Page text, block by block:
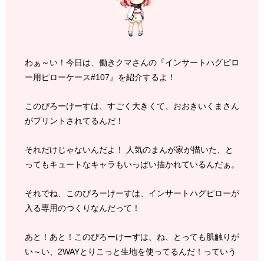
わぁ～い！今日は、働きクマさんの『インサートハグピロ
ー用ピローケース#107』を紹介するよ！
このぴろーけーすは、すごく大きくて、おおきいくまさん
がプリントされてるんだ！
それだけじゃないんだよ！ 人気のまんが家が描いた、と
ってもキュートなキャラもいっぱい描かれているんだぁ。
それでね、このぴろーけーすは、インサートハグピローが
入る専用のつくりなんだって！
あと！あと！このぴろーけーすは、ね、とっても肌触りが
い～い、2WAYとりこっと生地を使ってるんだ！っていう